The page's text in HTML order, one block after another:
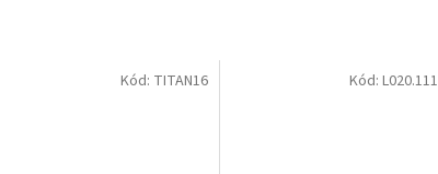
Kód: TITAN16 Kód:L020.111